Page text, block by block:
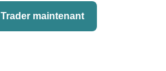
Trader maintenant